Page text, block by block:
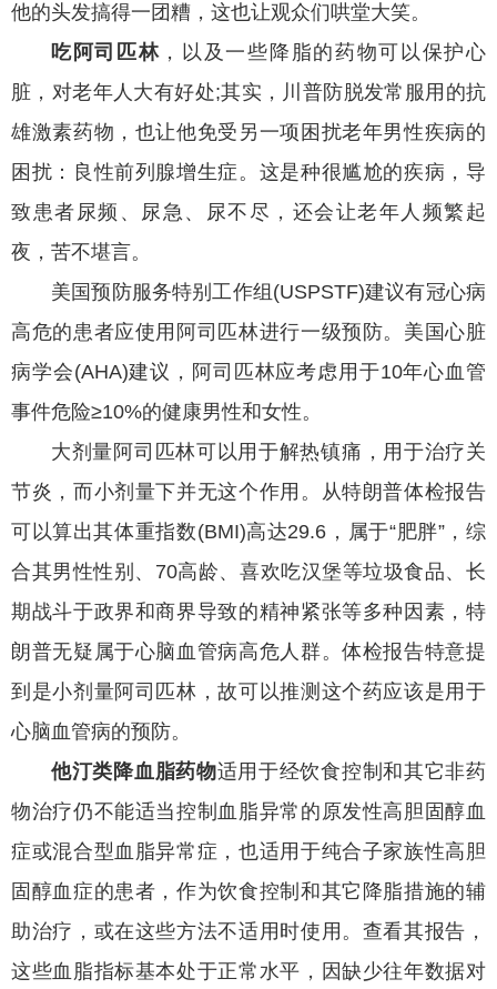
他的头发搞得一团糟，这也让观众们哄堂大笑。
吃阿司匹林 ，以及一些降脂的药物可以保护心
脏，对老年人大有好处;其实，川普防脱发常服用的抗
雄激素药物，也让他免受另一项困扰老年男性疾病的
困扰：良性前列腺增生症。这是种很尴尬的疾病，导
致患者尿频、尿急、尿不尽，还会让老年人频繁起
夜，苦不堪言。
美国预防服务特别工作组(USPSTF)建议有冠心病
高危的患者应使用阿司匹林进行一级预防。美国心脏
病学会(AHA)建议，阿司匹林应考虑用于10年心血管
事件危险≥10%的健康男性和女性。
大剂量阿司匹林可以用于解热镇痛，用于治疗关
节炎，而小剂量下并无这个作用。从特朗普体检报告
可以算出其体重指数(BMI)高达29.6，属于“肥胖”，综
合其男性性别、70高龄、喜欢吃汉堡等垃圾食品、长
期战斗于政界和商界导致的精神紧张等多种因素，特
朗普无疑属于心脑血管病高危人群。体检报告特意提
到是小剂量阿司匹林，故可以推测这个药应该是用于
心脑血管病的预防。
他汀类降血脂药物适用于经饮食控制和其它非药
物治疗仍不能适当控制血脂异常的原发性高胆固醇血
症或混合型血脂异常症，也适用于纯合子家族性高胆
固醇血症的患者，作为饮食控制和其它降脂措施的辅
助治疗，或在这些方法不适用时使用。查看其报告，
这些血脂指标基本处于正常水平，因缺少往年数据对